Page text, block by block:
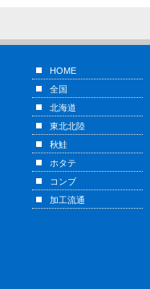
HOME
全国
北海道
東北北陸
秋鮭
ホタテ
コンブ
加工流通